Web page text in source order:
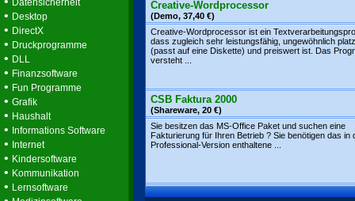
Datensicherheit
• Desktop
• DirectX
• Druckprogramme
• DLL
• Finanzsoftware
• Fun Programme
• Grafik
• Haushalt
• Informations Software
• Internet
• Kindersoftware
• Kommunikation
• Lernsoftware
Creative-Wordprocessor
(Demo, 37,40 €)
Creative-Wordprocessor ist ein
dass zugleich sehr leistungsfähig, ungewöhnlich
(passt auf eine Diskette) und preiswert ist. Das
versteht ...
CSB Faktura 2000
(Shareware, 20 €)
Sie besitzen das MS-Office Paket und suchen eine
Fakturierung für Ihren Betrieb ? Sie benötigen das in
Professional-Version enthaltene ...